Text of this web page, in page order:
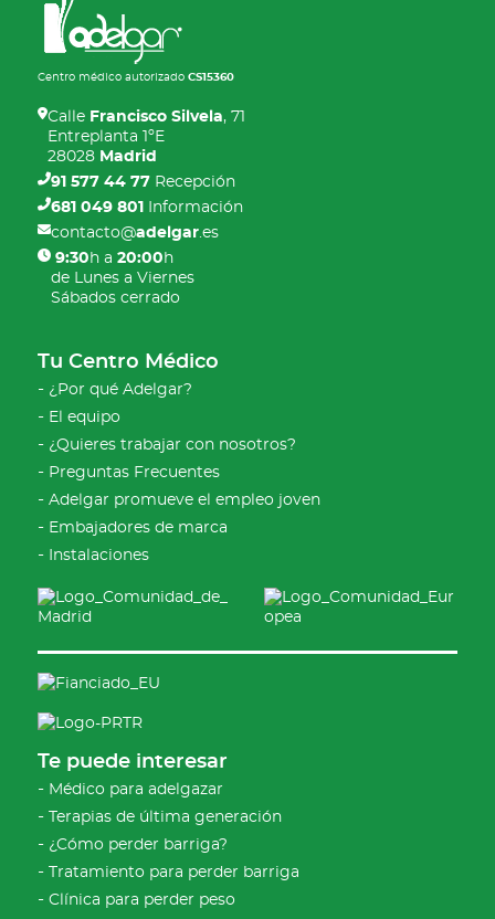
Centro médico autorizadoCS15360
Calle Francisco Silvela, 71
Entreplanta 1ºE
28028 Madrid
91 577 44 77 Recepción
681 049 801
Información
contacto@adelgar.es
9:30 h a20:00 h
de Lunes a Viernes
Sábados cerrado
Tu Centro Médico
¿Por qué Adelgar?
El equipo
¿Quieres trabajar con nosotros?
Preguntas Frecuentes
Adelgar promueve el empleo joven
Embajadores de marca
Instalaciones
Te puede interesar
Médico para adelgazar
Terapias de última generación
¿Cómo perder barriga?
Tratamiento para perder barriga
Clínica para perder peso